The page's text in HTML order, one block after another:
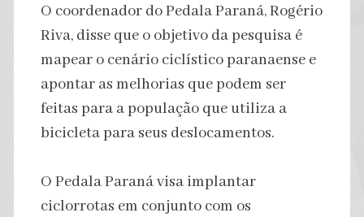
O coordenador do Pedala Paraná, Rogério
Riva, disse que o objetivo da pesquisa é
mapear o cenário ciclístico paranaense e
apontar as melhorias que podem ser
feitas para a população que utiliza a
bicicleta para seus deslocamentos.
O Pedala Paraná visa implantar
ciclorrotas em conjunto com os